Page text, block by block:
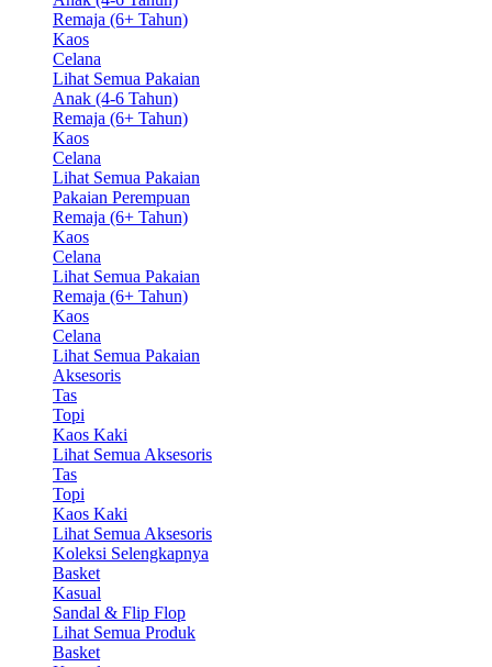
Remaja (6+ Tahun)
Kaos
Celana
Lihat Semua Pakaian
Anak (4-6 Tahun)
Remaja (6+ Tahun)
Kaos
Celana
Lihat Semua Pakaian
Pakaian Perempuan
Remaja (6+ Tahun)
Kaos
Celana
Lihat Semua Pakaian
Remaja (6+ Tahun)
Kaos
Celana
Lihat Semua Pakaian
Aksesoris
Tas
Topi
Kaos Kaki
Lihat Semua Aksesoris
Tas
Topi
Kaos Kaki
Lihat Semua Aksesoris
Koleksi Selengkapnya
Basket
Kasual
Sandal & Flip Flop
Lihat Semua Produk
Basket